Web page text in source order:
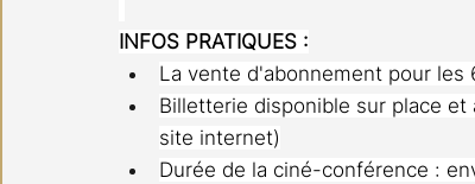
INFOS PRATIQUES :
La vente d'abonnement pour
Billetterie disponible sur place
site internet)
Durée de la ciné-conférence :